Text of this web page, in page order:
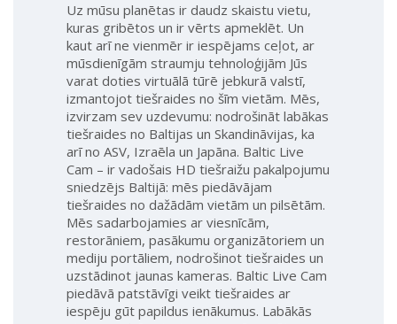
Uz mūsu planētas ir daudz skaistu vietu,
kuras gribētos un ir vērts apmeklēt. Un
kaut arī ne vienmēr ir iespējams ceļot, ar
mūsdienīgām straumju tehnoloģijām Jūs
varat doties virtuālā tūrē jebkurā valstī,
izmantojot tiešraides no šīm vietām. Mēs,
izvirzam sev uzdevumu: nodrošināt labākas
tiešraides no Baltijas un Skandināvijas, ka
arī no ASV, Izraēla un Japāna. Baltic Live
Cam – ir vadošais HD tiešraižu pakalpojumu
sniedzējs Baltijā: mēs piedāvājam
tiešraides no dažādām vietām un pilsētām.
Mēs sadarbojamies ar viesnīcām,
restorāniem, pasākumu organizātoriem un
mediju portāliem, nodrošinot tiešraides un
uzstādinot jaunas kameras. Baltic Live Cam
piedāvā patstāvīgi veikt tiešraides ar
iespēju gūt papildus ienākumus. Labākās